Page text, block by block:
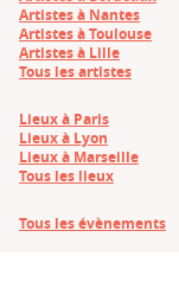
Artistes à Nantes
Artistes à Toulouse
Artistes à Lille
Tous les artistes
Lieux à Paris
Lieux à Lyon
Lieux à Marseille
Tous les lieux
Tous les évènements